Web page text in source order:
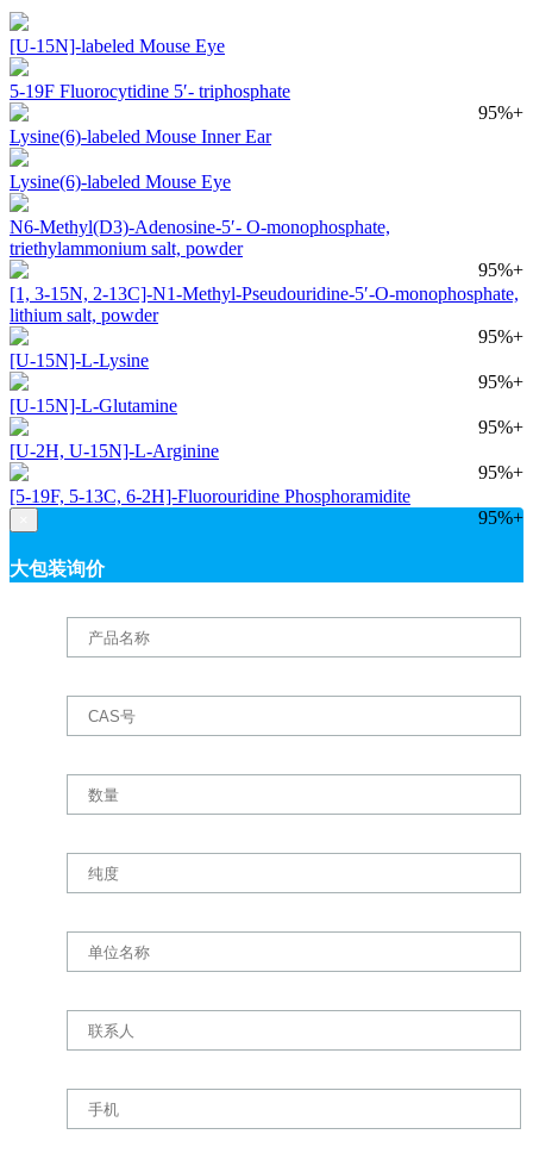
[U-15N]-labeled Mouse Eye
5-19F Fluorocytidine 5′- triphosphate
95%+
Lysine(6)-labeled Mouse Inner Ear
Lysine(6)-labeled Mouse Eye
N6-Methyl(D3)-Adenosine-5′- O-monophosphate,
triethylammonium salt, powder
95%+
[1, 3-15N, 2-13C]-N1-Methyl-Pseudouridine-5′-O-monophosphate,
lithium salt, powder
95%+
[U-15N]-L-Lysine
95%+
[U-15N]-L-Glutamine
95%+
[U-2H, U-15N]-L-Arginine
95%+
[5-19F, 5-13C, 6-2H]-Fluorouridine Phosphoramidite
95%+
大包装询价